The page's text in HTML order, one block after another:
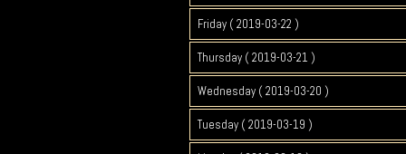
Friday ( 2019-03-22 )
Thursday ( 2019-03-21 )
Wednesday ( 2019-03-20 )
Tuesday ( 2019-03-19 )